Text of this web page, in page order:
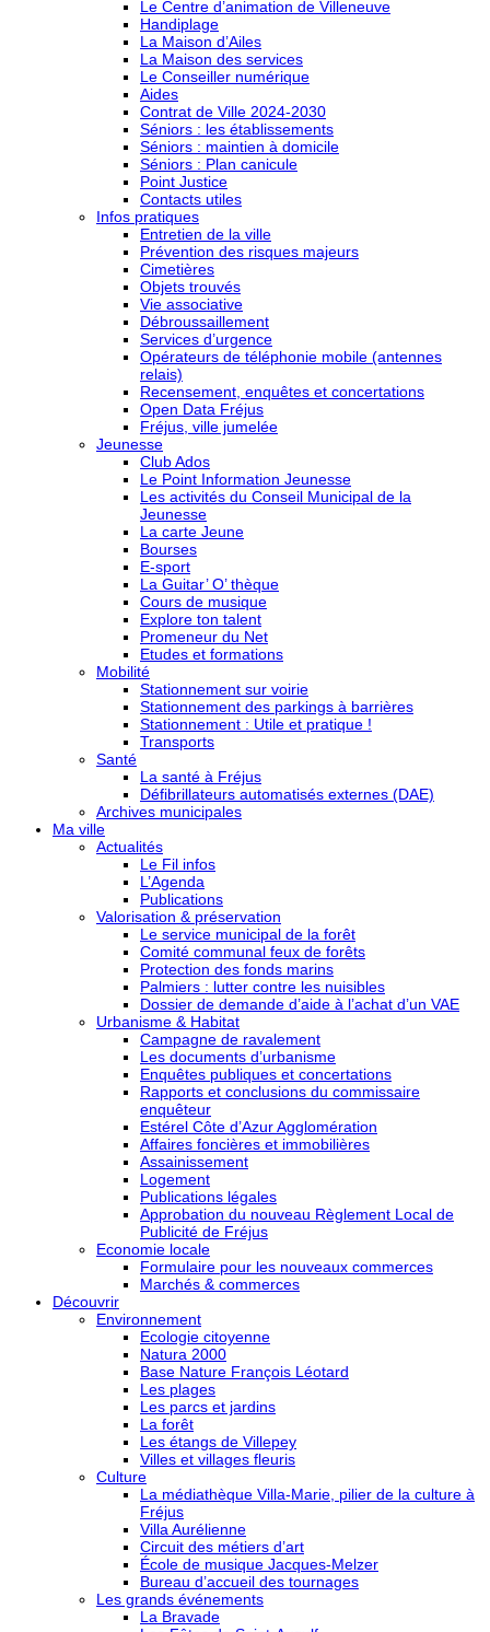
Le Centre d’animation de Villeneuve
Handiplage
La Maison d’Ailes
La Maison des services
Le Conseiller numérique
Aides
Contrat de Ville 2024-2030
Séniors : les établissements
Séniors : maintien à domicile
Séniors : Plan canicule
Point Justice
Contacts utiles
Infos pratiques
Entretien de la ville
Prévention des risques majeurs
Cimetières
Objets trouvés
Vie associative
Débroussaillement
Services d’urgence
Opérateurs de téléphonie mobile (antennes
relais)
Recensement, enquêtes et concertations
Open Data Fréjus
Fréjus, ville jumelée
Jeunesse
Club Ados
Le Point Information Jeunesse
Les activités du Conseil Municipal de la
Jeunesse
La carte Jeune
Bourses
E-sport
La Guitar’ O’ thèque
Cours de musique
Explore ton talent
Promeneur du Net
Etudes et formations
Mobilité
Stationnement sur voirie
Stationnement des parkings à barrières
Stationnement : Utile et pratique !
Transports
Santé
La santé à Fréjus
Défibrillateurs automatisés externes (DAE)
Archives municipales
Ma ville
Actualités
Le Fil infos
L’Agenda
Publications
Valorisation & préservation
Le service municipal de la forêt
Comité communal feux de forêts
Protection des fonds marins
Palmiers : lutter contre les nuisibles
Dossier de demande d’aide à l’achat d’un VAE
Urbanisme & Habitat
Campagne de ravalement
Les documents d’urbanisme
Enquêtes publiques et concertations
Rapports et conclusions du commissaire
enquêteur
Estérel Côte d’Azur Agglomération
Affaires foncières et immobilières
Assainissement
Logement
Publications légales
Approbation du nouveau Règlement Local de
Publicité de Fréjus
Economie locale
Formulaire pour les nouveaux commerces
Marchés & commerces
Découvrir
Environnement
Ecologie citoyenne
Natura 2000
Base Nature François Léotard
Les plages
Les parcs et jardins
La forêt
Les étangs de Villepey
Villes et villages fleuris
Culture
La médiathèque Villa-Marie, pilier de la culture à
Fréjus
Villa Aurélienne
Circuit des métiers d’art
École de musique Jacques-Melzer
Bureau d’accueil des tournages
Les grands événements
La Bravade